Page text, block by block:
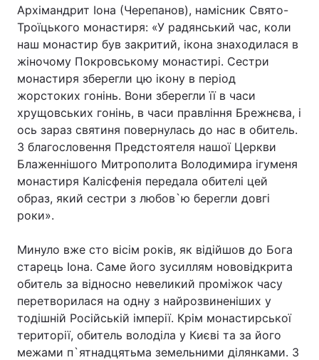
Зброя Інциденти
Здоров'я Туризм
Цікавинки
Екологія Регіони
Лонгріди
Відео з Youtube Статті
Інтерв'ю
Контакти
Послуги
Архімандрит Іона (Черепанов), намісник Свято-
Троїцького монастиря: «У радянський час, коли
наш монастир був закритий, ікона знаходилася в
жіночому Покровському монастирі. Сестри
монастиря зберегли цю ікону в період
жорстоких гонінь. Вони зберегли її в часи
хрущовських гонінь, в часи правління Брежнєва, і
ось зараз святиня повернулась до нас в обитель.
З благословення Предстоятеля нашої Церкви
Блаженнішого Митрополита Володимира ігуменя
монастиря Калісфенія передала обителі цей
образ, який сестри з любов`ю берегли довгі
роки».
Минуло вже сто вісім років, як відійшов до Бога
старець Іона. Саме його зусиллям нововідкрита
обитель за відносно невеликий проміжок часу
перетворилася на одну з найрозвиненіших у
тодішній Російській імперії. Крім монастирської
території, обитель володіла у Києві та за його
межами п`ятнадцятьма земельними ділянками. З